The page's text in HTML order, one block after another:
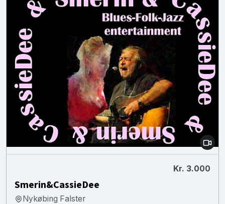
Kr. 3.000
Smerin&CassieDee
Nykøbing Falster